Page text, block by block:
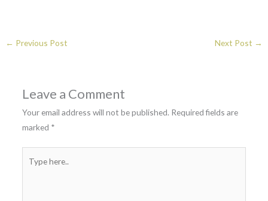
p
← Previous Post Next Post →
Leave a Comment
Your email address will not be published. Required fields are
marked *
here..